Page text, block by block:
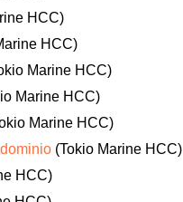
HCC)
HCC)
Marine HCC)
Marine HCC)
Marine HCC)
(Tokio Marine HCC)
HCC)